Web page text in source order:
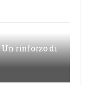
Un rinforzo di